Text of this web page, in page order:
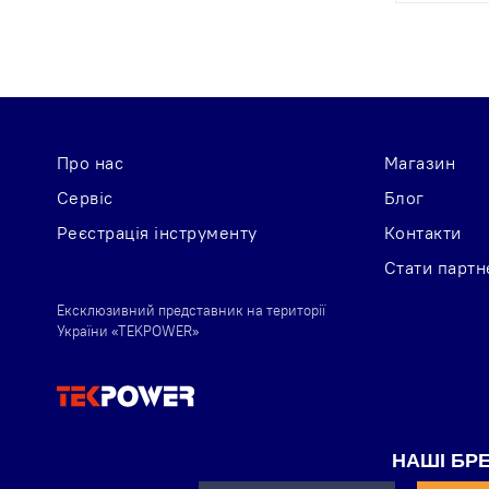
Про нас
Сервіс
Реєстрація інструменту
Ексклюзивний представник на території
України «TEKPOWER»
Магазин
Блог
Контакти
Стати
НАШІ